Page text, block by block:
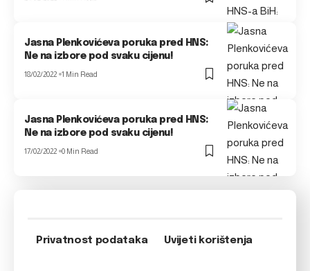
Jasna Plenkovićeva poruka pred HNS:
Ne na izbore pod svaku cijenu!
18/02/2022 1 Min Read
Jasna Plenkovićeva poruka pred HNS:
Ne na izbore pod svaku cijenu!
17/02/2022 0 Min Read
Privatnost podataka Uvijeti korištenja